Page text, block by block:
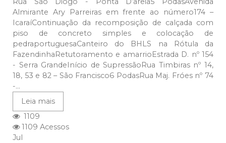
Almirante Ary Parreiras em frente ao número174 –
IcaraíContinuação da recomposição de calçada com
piso de concreto simples e colocação de
pedraportuguesaCanteiro do BHLS na Rótula da
FazendinhaRetutoramento e amarrioEstrada D. nº 154
- Serra GrandeInício de SupressãoRua Timbiras nº 14,
18, 53 e 82 – São Francisco6 PodasRua Maj. Fróes nº 74
-...
Leia mais
1109
1109 Acessos
Jul